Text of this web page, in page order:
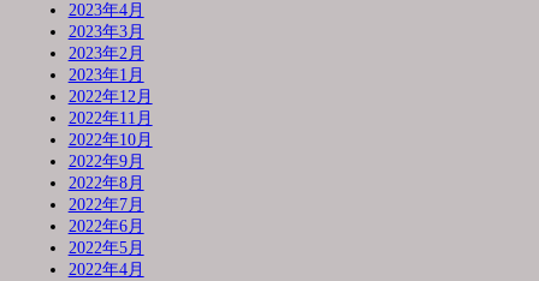
2023年4月
2023年3月
2023年2月
2023年1月
2022年12月
2022年11月
2022年10月
2022年9月
2022年8月
2022年7月
2022年6月
2022年5月
2022年4月